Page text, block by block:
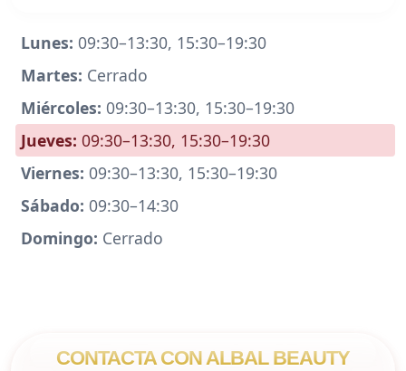
Lunes: 09:30–13:30, 15:30–19:30
Martes: Cerrado
Miércoles: 09:30–13:30, 15:30–19:30
Jueves: 09:30–13:30, 15:30–19:30
Viernes: 09:30–13:30, 15:30–19:30
Sábado: 09:30–14:30
Domingo: Cerrado
CONTACTA CON ALBAL BEAUTY